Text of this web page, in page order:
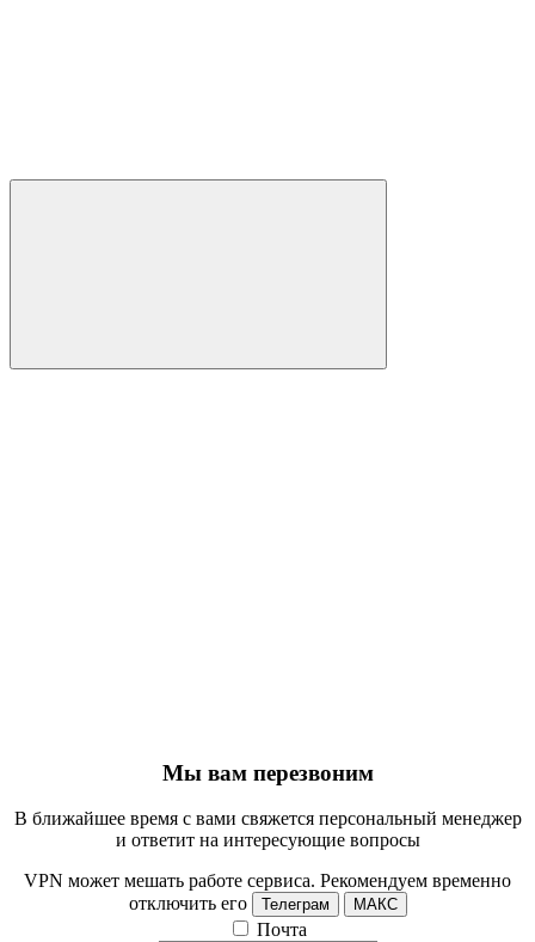
Мы вам перезвоним
В ближайшее время с вами свяжется персональный менеджер
и ответит на интересующие вопросы
VPN может мешать работе сервиса. Рекомендуем временно
отключить его
Телеграм МАКС
Почта